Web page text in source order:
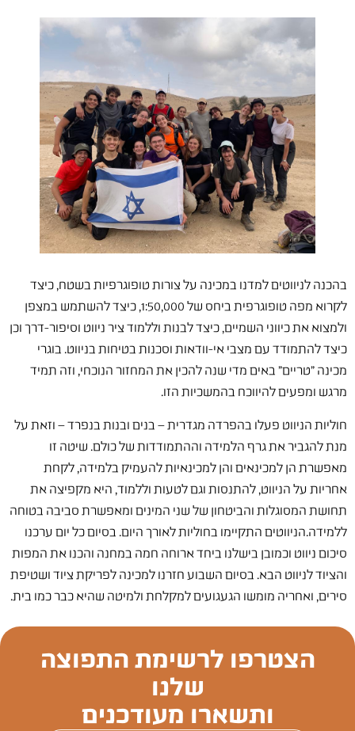
בהכנה לניווטים למדנו במכינה על צורות טופוגרפיות בשטח, כיצד
לקרוא מפה טופוגרפית ביחס של 1:50,000, כיצד להשתמש במצפן
ולמצוא את כיווני השמיים, כיצד לבנות וללמוד ציר ניווט וסיפור-דרך וכן
כיצד להתמודד עם מצבי אי-וודאות וסכנות בטיחות בניווט. בוגרי
מכינה "טריים" באים מדי שנה להכין את המחזור הנוכחי, וזה תמיד
מרגש ומפעים להיווכח בהמשכיות הזו.
חוליות הניווט פעלו בהפרדה מגדרית – בנים ובנות בנפרד – וזאת על
מנת להגביר את גרף הלמידה וההתמודדות של כולם. שיטה זו
מאפשרת הן למכינאים והן למכינאיות להעמיק בלמידה, לקחת
אחריות על הניווט, להתנסות וגם לטעות וללמוד, היא מקפיצה את
תחושת המסוגלות והביטחון של שני המינים ומאפשרת סביבה בטוחה
ללמידה.הניווטים התקיימו בחוליות לאורך היום. בסיום כל יום ערכנו
סיכום ניווט וכמובן בישלנו ביחד ארוחה חמה במחנה והכנו את המפות
והציוד לניווט הבא. בסיום השבוע חזרנו למכינה לפריקת ציוד ושטיפת
סירים, ואחריה מומשו הגעגועים למקלחת ולמיטה שהיא כבר כמו בית.
הצטרפו לרשימת התפוצה
שלנו
ותשארו מעודכנים